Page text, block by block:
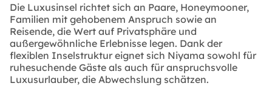
Die Luxusinsel richtet sich an Paare, Honeymooner,
Familien mit gehobenem Anspruch sowie an
Reisende, die Wert auf Privatsphäre und
außergewöhnliche Erlebnisse legen. Dank der
flexiblen Inselstruktur eignet sich Niyama sowohl für
ruhesuchende Gäste als auch für anspruchsvolle
Luxusurlauber, die Abwechslung schätzen.